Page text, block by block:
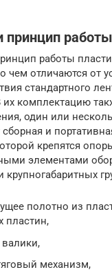
принцип работы
работы
чем отличаются от
стандартного
комплектацию
один или
и
крепятся
элементами
крупногабаритных
полотно из
пластин,
механизм,